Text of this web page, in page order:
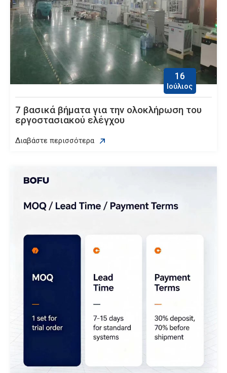
16
Ιούλιος
7 βασικά βήματα για την ολοκλήρωση του
εργοστασιακού ελέγχου
Διαβάστε περισσότερα